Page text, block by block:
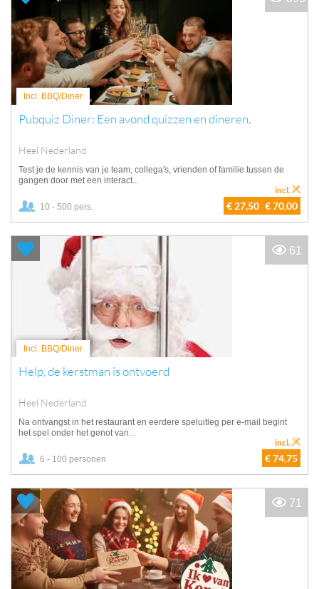
Incl. BBQ/Diner
Pubquiz Diner: Een avond quizzen en dineren.
Heel Nederland
Test je de kennis van je team, collega's, vrienden of familie tussen de
gangen door met een interact...
10 - 500 pers. € 27,50 € 70,00
incl.
Incl. BBQ/Diner
Help, de kerstman is ontvoerd
Heel Nederland
Na ontvangst in het restaurant en eerdere speluitleg per e-mail begint
het spel onder het genot van...
6 - 100 personen € 74,75
incl.
61
71